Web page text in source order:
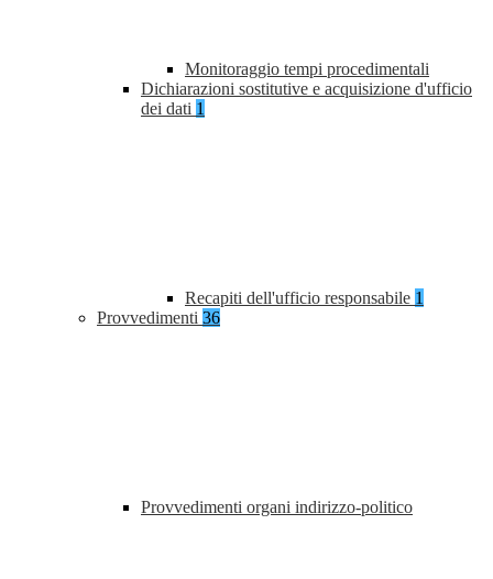
Monitoraggio tempi procedimentali
Dichiarazioni sostitutive e acquisizione d'ufficio
dei dati 1
Recapiti dell'ufficio responsabile 1
Provvedimenti 36
Provvedimenti organi indirizzo-politico